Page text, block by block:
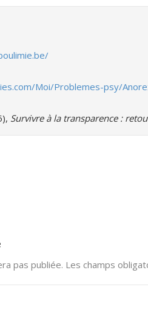
Moi/Problemes-psy/
Survivre à la transparence :
pas publiée. Les champs